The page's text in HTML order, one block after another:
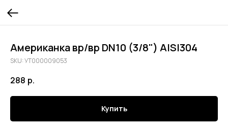
Американка вр/вр DN10 (3/8") AISI304
SKU:УТ000009053
288 р.
Купить